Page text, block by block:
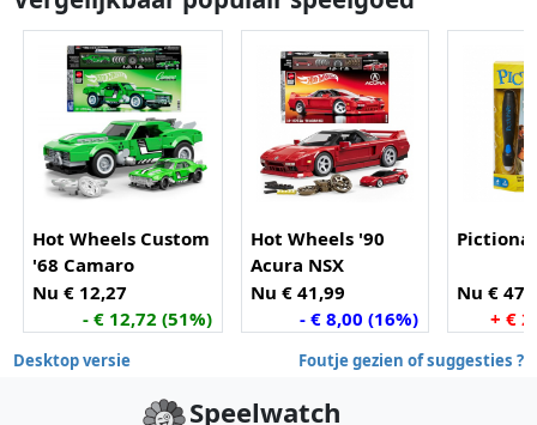
Hot Wheels Custom
'68 Camaro
Nu € 12,27
- € 12,72 (51%)
Hot Wheels '90
Acura NSX
Nu € 41,99
- € 8,00 (16%)
Nu €
+ €
Desktop versie Foutje gezien of suggesties ?
Speelwatch